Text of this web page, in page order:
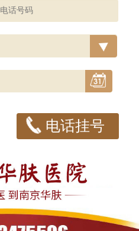
电话挂号